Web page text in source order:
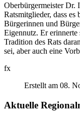
Oberbürgermeister Dr.
Ratsmitglieder, dass
Bürgerinnen und
Eigennutz. Er
Tradition des Rats
sei, aber auch eine
fx
Erstellt am 08.
Aktuelle